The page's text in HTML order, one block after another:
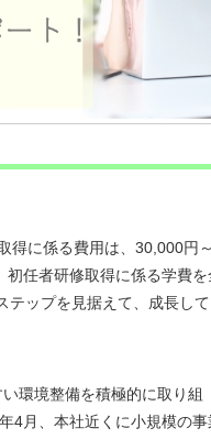
得に係る費用は、30,000円
任者研修取得に係る学費を
テップを見据えて、成長して
環境整備を積極的に取り組
4月、本社近くに小規模の事